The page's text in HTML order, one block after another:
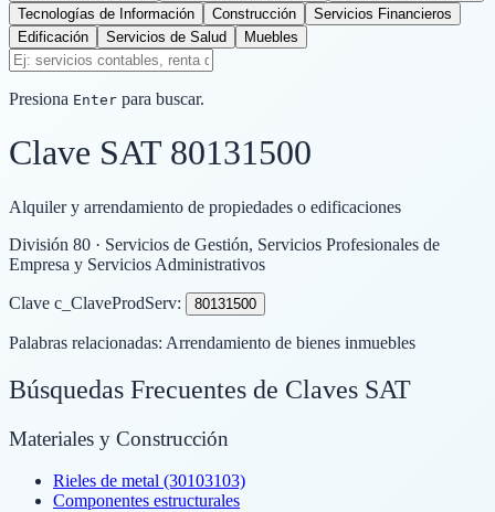
Tecnologías de Información
Construcción
Servicios Financieros
Edificación
Servicios de Salud Muebles
Presiona Enter para buscar.
Clave SAT 80131500
Alquiler y arrendamiento de propiedades o edificaciones
División 80 · Servicios de Gestión, Servicios Profesionales de
Empresa y Servicios Administrativos
Clave c_ClaveProdServ: 80131500
Palabras relacionadas: Arrendamiento de bienes inmuebles
Búsquedas Frecuentes de Claves SAT
Materiales y Construcción
Rieles de metal (30103103)
Componentes estructurales